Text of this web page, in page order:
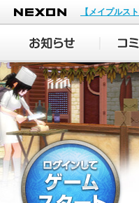
NEXON
【メイプルス